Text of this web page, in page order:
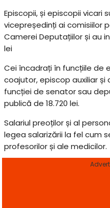
Episcopii, și episcopii vicari
vicepreședinți ai comisiilor
Camerei Deputațiilor și au
lei
Cei încadrați în funcțiile de
coajutor, episcop auxiliar și
funcției de senator sau
publică de 18.720 lei.
Salariul preoților și al
legea salarizării la fel cum
profesorilor și ale medicilor.